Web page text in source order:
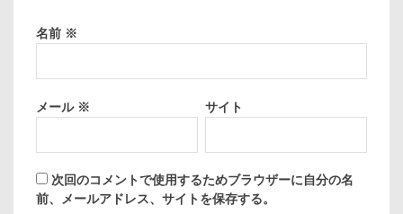
名前 ※
メール ※ サイト
次回のコメントで使用するためブラウザーに自分の名
前、メールアドレス、サイトを保存する。